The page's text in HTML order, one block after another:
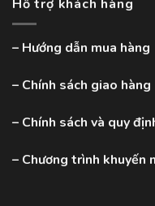
Hỗ trợ khách hàng
– Hướng dẫn mua hàng
– Chính sách giao hàng
– Chính sách và quy
– Chương trình khuyến